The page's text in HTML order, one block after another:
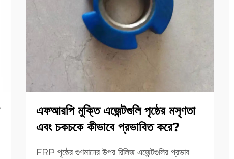
এফআরপি মুক্তি এজেন্টগুলি পৃষ্ঠের মসৃণতা
এবং চকচকে কীভাবে প্রভাবিত করে?
FRP পৃষ্ঠের গুণমানের উপর রিলিজ এজেন্টগুলির প্রভাব